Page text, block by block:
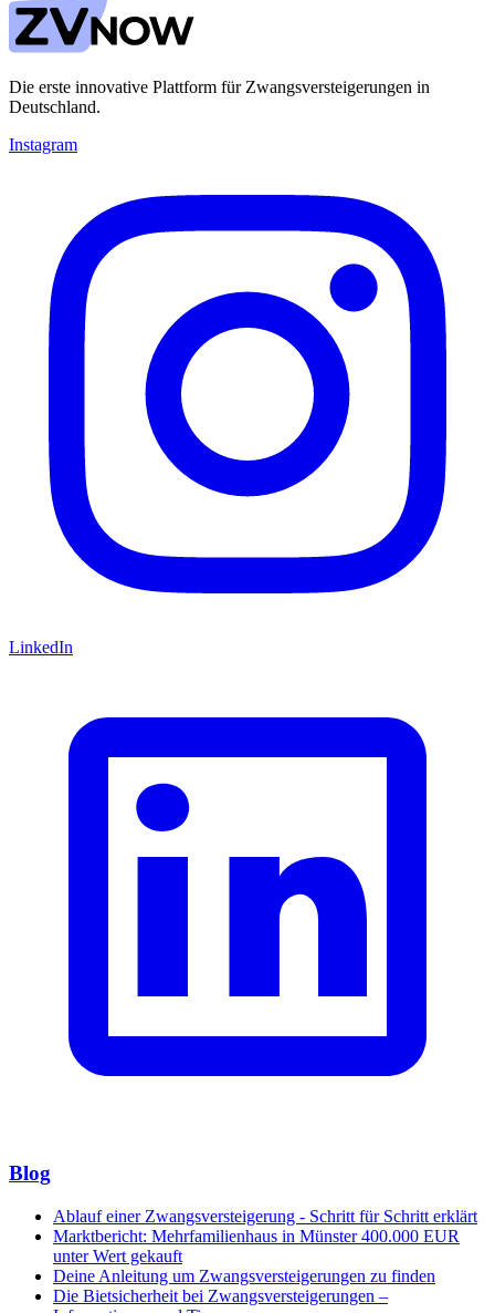
Die erste innovative Plattform für Zwangsversteigerungen in
Deutschland.
Instagram
LinkedIn
Blog
Ablauf einer Zwangsversteigerung - Schritt für Schritt erklärt
Marktbericht: Mehrfamilienhaus in Münster 400.000 EUR
unter Wert gekauft
Deine Anleitung um Zwangsversteigerungen zu finden
Die Bietsicherheit bei Zwangsversteigerungen –